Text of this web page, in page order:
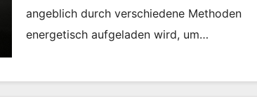
angeblich durch verschiedene Methoden
energetisch aufgeladen wird, um…